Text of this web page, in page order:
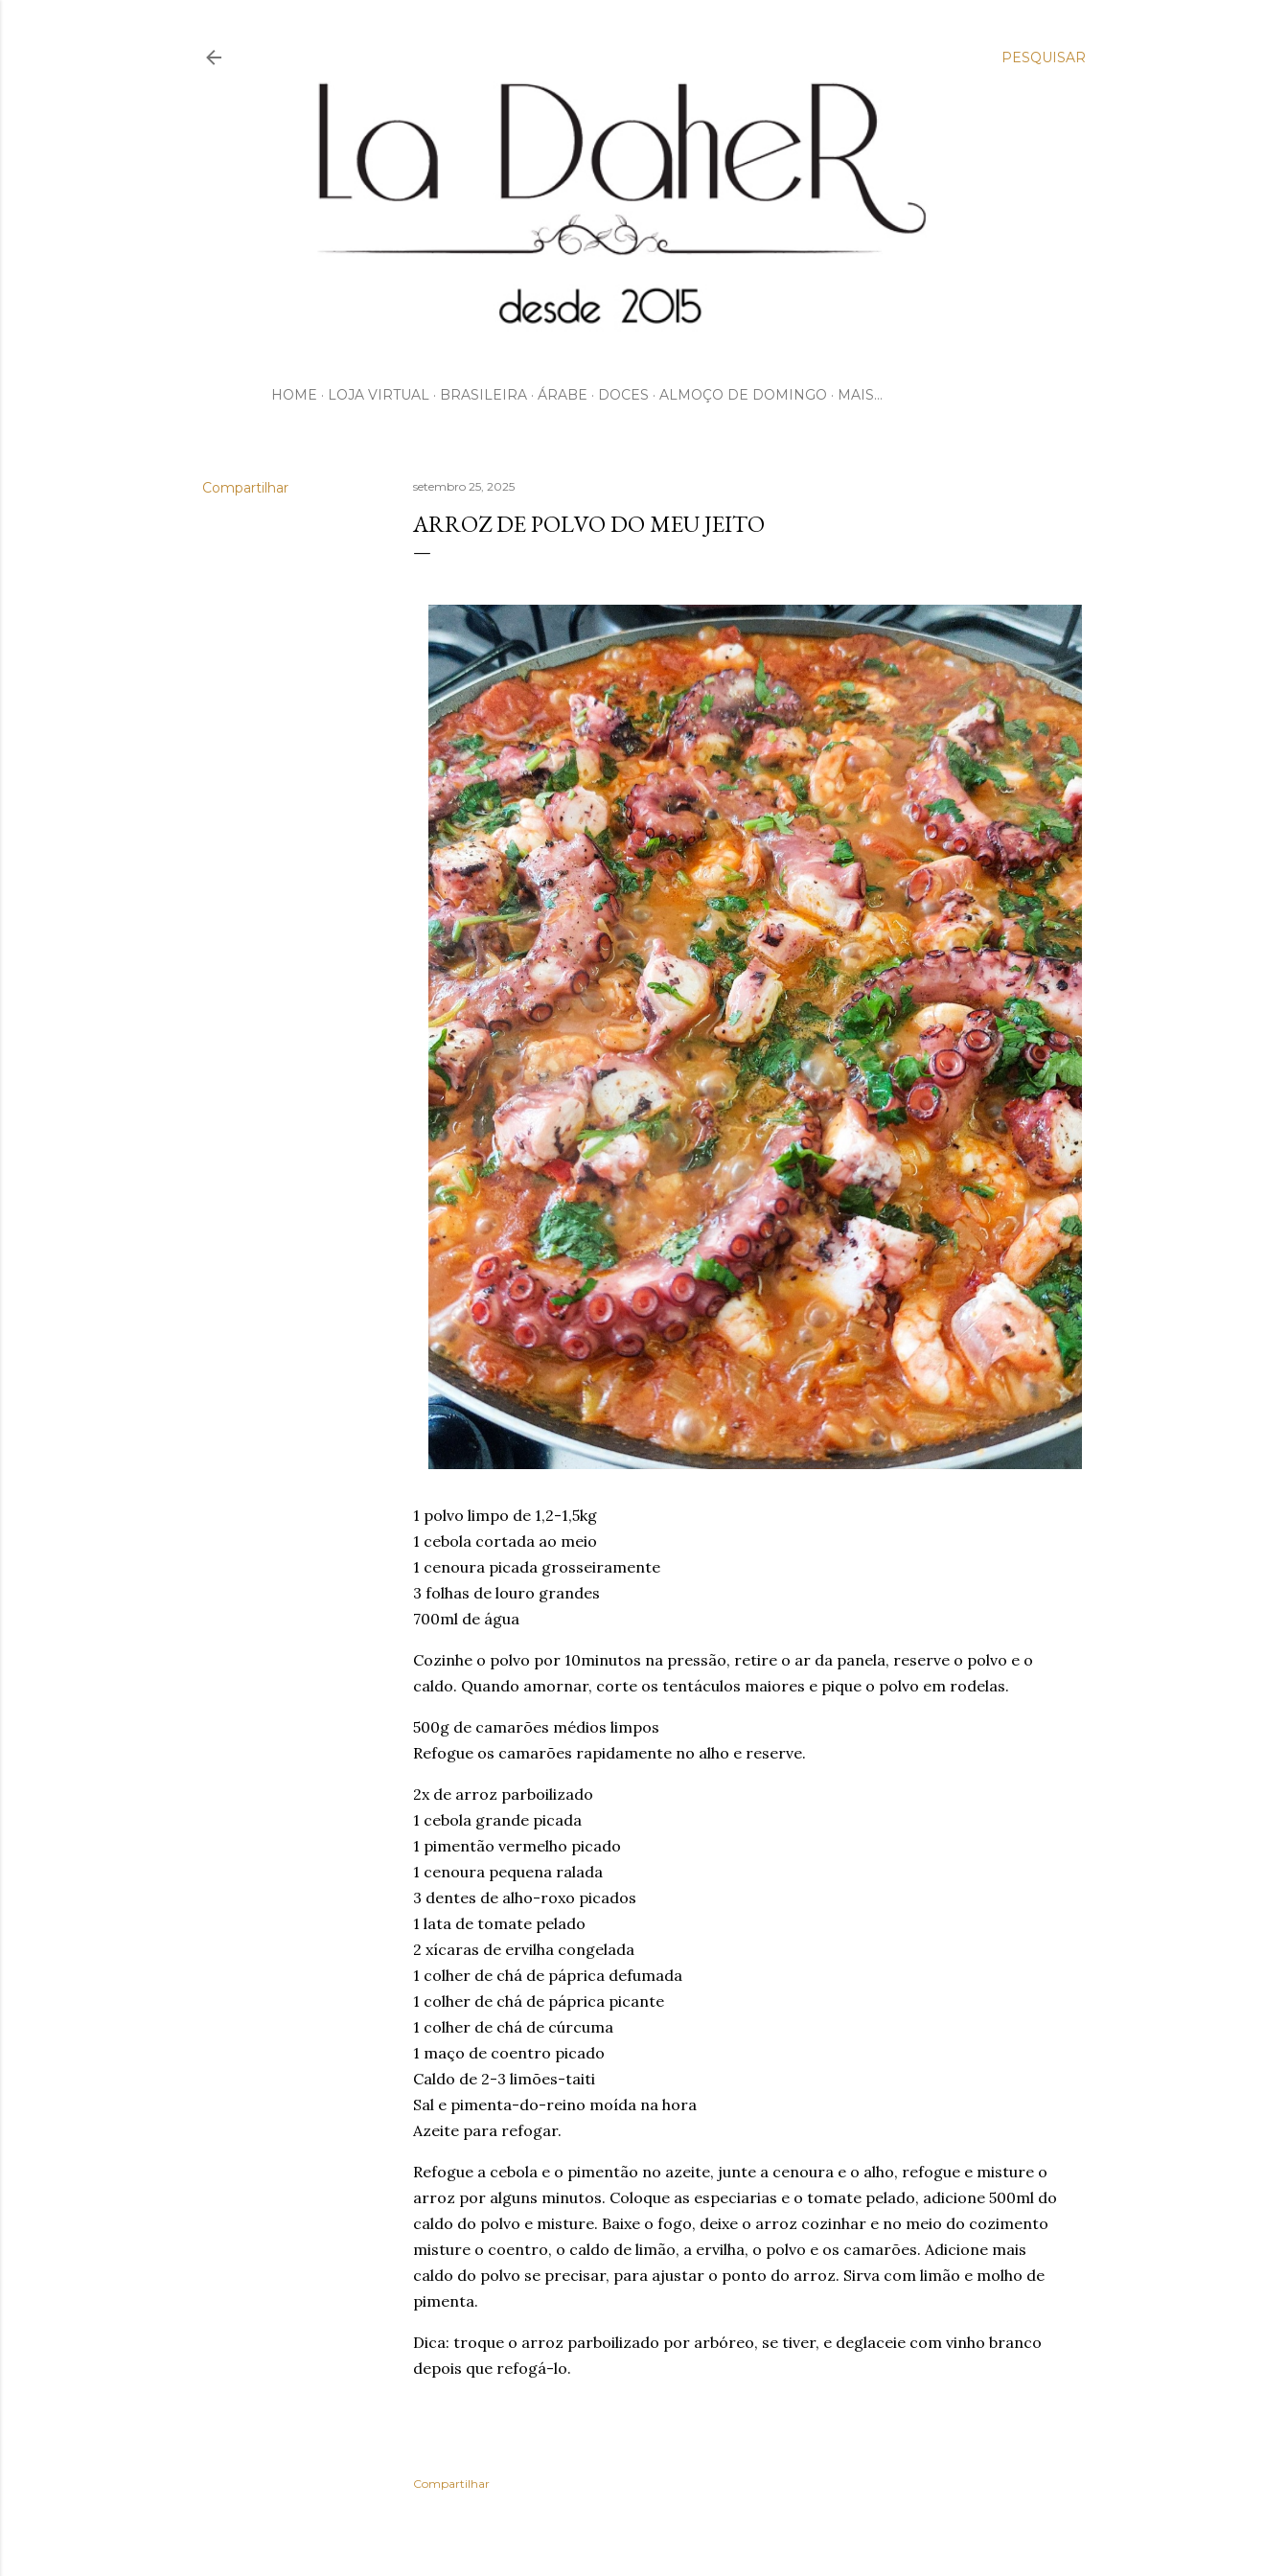
PESQUISAR
HOME LOJA VIRTUAL BRASILEIRA ÁRABE DOCES ALMOÇO DE DOMINGO MAIS…
Compartilhar setembro 25, 2025
ARROZ DE POLVO DO MEU JEITO
1 polvo limpo de 1,2-1,5kg
1 cebola cortada ao meio
1 cenoura picada grosseiramente
3 folhas de louro grandes
700ml de água
Cozinhe o polvo por 10minutos na pressão, retire o ar da panela, reserve o polvo e o
caldo. Quando amornar, corte os tentáculos maiores e pique o polvo em rodelas.
500g de camarões médios limpos
Refogue os camarões rapidamente no alho e reserve.
2x de arroz parboilizado
1 cebola grande picada
1 pimentão vermelho picado
1 cenoura pequena ralada
3 dentes de alho-roxo picados
1 lata de tomate pelado
2 xícaras de ervilha congelada
1 colher de chá de páprica defumada
1 colher de chá de páprica picante
1 colher de chá de cúrcuma
1 maço de coentro picado
Caldo de 2-3 limões-taiti
Sal e pimenta-do-reino moída na hora
Azeite para refogar.
Refogue a cebola e o pimentão no azeite, junte a cenoura e o alho, refogue e misture o
arroz por alguns minutos. Coloque as especiarias e o tomate pelado, adicione 500ml do
caldo do polvo e misture. Baixe o fogo, deixe o arroz cozinhar e no meio do cozimento
misture o coentro, o caldo de limão, a ervilha, o polvo e os camarões. Adicione mais
caldo do polvo se precisar, para ajustar o ponto do arroz. Sirva com limão e molho de
pimenta.
Dica: troque o arroz parboilizado por arbóreo, se tiver, e deglaceie com vinho branco
depois que refogá-lo.
Compartilhar